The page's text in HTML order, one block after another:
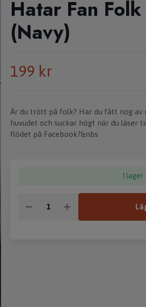
Hatar Fan Folk
(Navy)
199 kr
Är du trött på folk? Har du fått nog av
huvudet och suckar högt när du läser
flödet på Facebook?&nbs
I lager